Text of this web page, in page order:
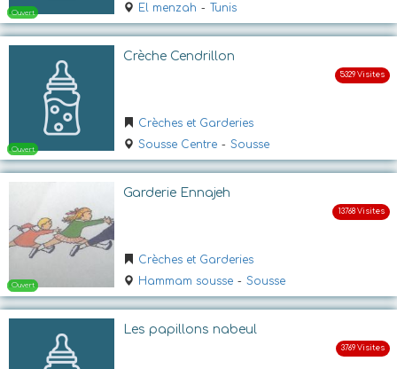
Ouvert
Ouvert
El menzah - Tunis
Crèche Cendrillon
Crèches et Garderies
Sousse Centre - Sousse
Garderie Ennajeh
Crèches et Garderies
Hammam sousse - Sousse
Les papillons nabeul